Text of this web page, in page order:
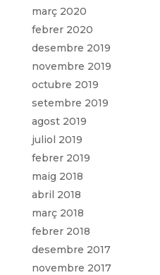
març 2020
febrer 2020
desembre 2019
novembre 2019
octubre 2019
setembre 2019
agost 2019
juliol 2019
febrer 2019
maig 2018
abril 2018
març 2018
febrer 2018
desembre 2017
novembre 2017